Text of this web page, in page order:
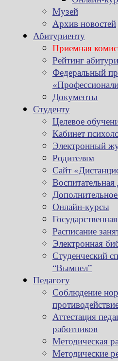
Музей
Архив новостей
Абитуриенту
Приемная
Рейтинг
Федеральный
Документы
Студенту
Целевое
Кабинет
Электронный
Родителям
Сайт
Воспитательная
Онлайн-курсы
Расписание
Электронная
Студенческий
“Вымпел”
Педагогу
Соблюдение
Аттестация
работников
Методическая
Методические